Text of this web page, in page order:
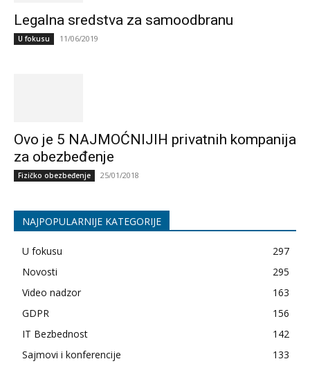
Legalna sredstva za samoodbranu
U fokusu 11/06/2019
Ovo je 5 NAJMOĆNIJIH privatnih kompanija
za obezbeđenje
Fizičko obezbeđenje 25/01/2018
NAJPOPULARNIJE KATEGORIJE
U fokusu
297
Novosti
295
Video nadzor
163
GDPR
156
IT Bezbednost
142
Sajmovi i konferencije
133